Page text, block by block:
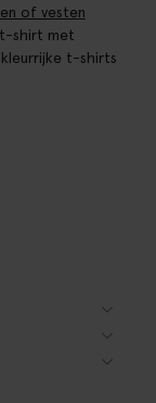
of vesten
shirt met
t-shirts